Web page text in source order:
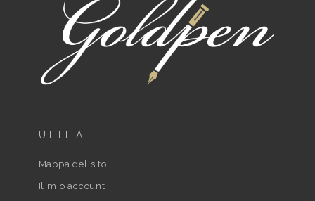
UTILITÀ
Mappa del sito
Il mio account